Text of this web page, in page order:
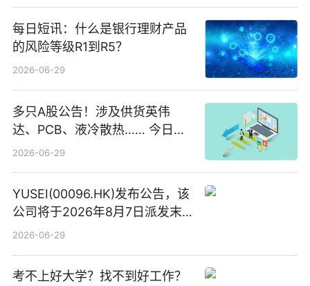
每日短讯：什么是银行理财产品
的风险等级R1到R5？
2026-06-29
多只A股公告！涉及供货英伟
达、PCB、液冷散热…… 今日快
讯
2026-06-29
YUSEI(00096.HK)发布公告，该
公司将于2026年8月7日派发末
期股息每股人民币0.013元 每日
2026-06-29
考不上好大学？找不到好工作？